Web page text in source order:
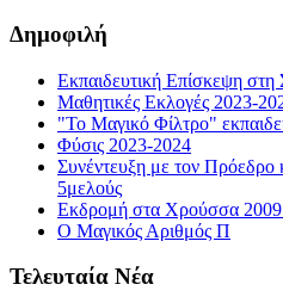
Δημοφιλή
Εκπαιδευτική Επίσκεψη στη
Μαθητικές Εκλογές 2023-
"Το Μαγικό Φίλτρο"
Φύσις 2023-2024
Συνέντευξη με τον Πρόεδρο
5μελούς
Εκδρομή στα Χρούσσα
Ο Μαγικός Αριθμός Π
Τελευταία Νέα